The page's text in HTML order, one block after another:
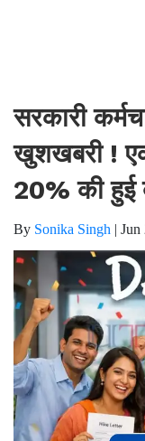
सरकारी
खुशखबरी !
20% की हुई
By Sonika Singh | Jun